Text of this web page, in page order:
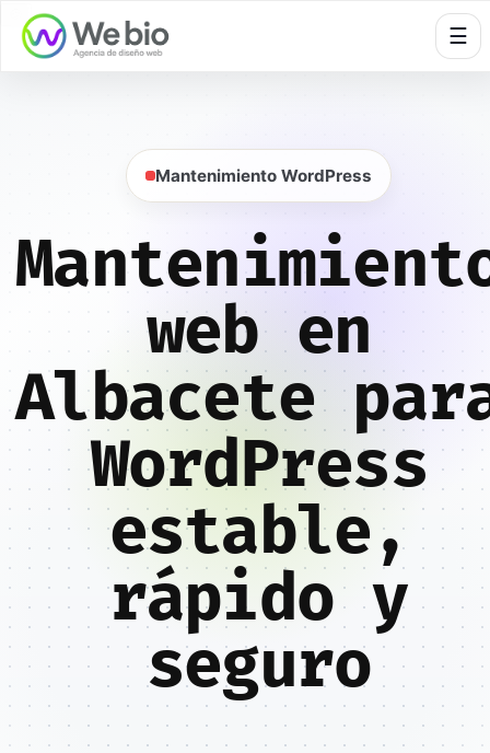
☰
Mantenimiento WordPress
web en
Albacete
WordPress
estable,
rápido y
seguro